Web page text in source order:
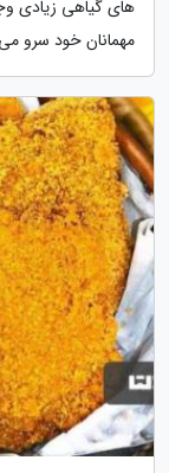
های گیاهی زیادی
مهمانان خود سرو می